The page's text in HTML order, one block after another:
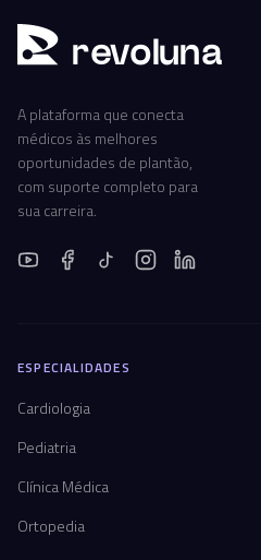
revoluna
A plataforma que conecta
médicos às melhores
oportunidades de plantão,
com suporte completo para
sua carreira.
ESPECIALIDADES
Cardiologia
Pediatria
Clínica Médica
Ortopedia